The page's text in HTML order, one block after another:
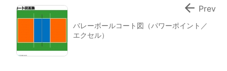
バレーボールコート図（パワーポイント／
エクセル）
 Prev